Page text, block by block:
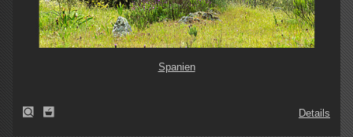
Spanien
Details